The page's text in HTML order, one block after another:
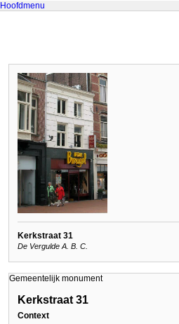
Hoofdmenu
Kerkstraat 31
De Vergulde A. B. C.
Gemeentelijk monument
Kerkstraat 31
Context